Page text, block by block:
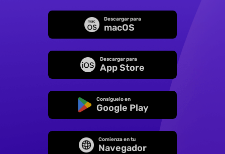
Descargar para
macOS
Descargar para
App Store
Consíguelo en
Google Play
Comienza en tu
Navegador